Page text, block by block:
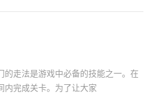
走法是游戏中必备的技能之一。在
内完成关卡。为了让大家